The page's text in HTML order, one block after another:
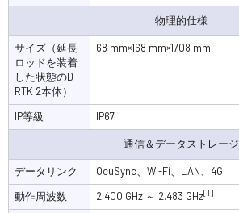
物理的仕様
サイズ（延長
ロッドを装着
した状態のD-
RTK 2本体）
68 mm×168 mm×1708 mm
IP等級 IP67
通信＆データストレージ
データリンク
OcuSync、Wi-Fi、LAN、4G
動作周波数
2.400 GHz ～ 2.483 GHz[1]